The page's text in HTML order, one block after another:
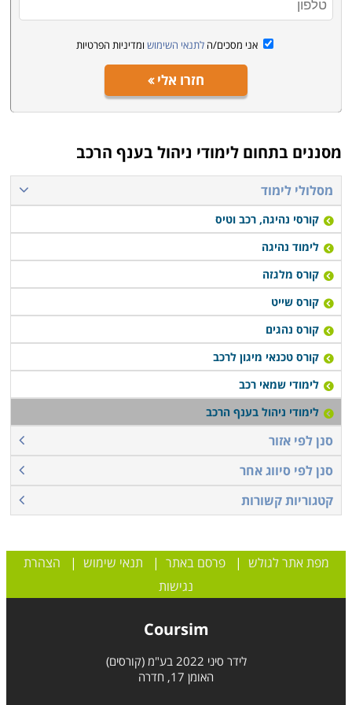
ספר שונים ברחבי הארץ, כך שכל המעוניינים יכולים למצוא
בבאר שבע ובנקודות רבות נוספות.
אני מסכים/ה לתנאי השימוש ומדיניות הפרטיות
חזרו אלי
מסננים בתחום לימודי ניהול בענף הרכב
מסלולי לימוד
קורסי נהיגה, רכב וטיס
לימוד נהיגה
קורס מלגזה
קורס שייט
קורס נהגים
קורס טכנאי מיגון לרכב
לימודי שמאי רכב
לימודי ניהול בענף הרכב
סנן לפי אזור
סנן לפי סיווג אחר
קטגוריות קשורות
מפת אתר לגולש |פרסם באתר | תנאי שימוש | הצהרת
נגישות
Coursim
לידר סיני 2022 בע"מ (קורסים)
האומן 17, חדרה